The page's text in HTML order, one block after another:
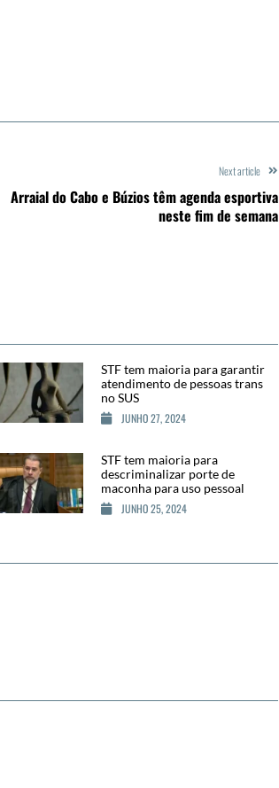
Next article
Arraial do Cabo e Búzios têm agenda esportiva
neste fim de semana
STF tem maioria para garantir
atendimento de pessoas trans
no SUS
JUNHO 27, 2024
STF tem maioria para
descriminalizar porte de
maconha para uso pessoal
JUNHO 25, 2024